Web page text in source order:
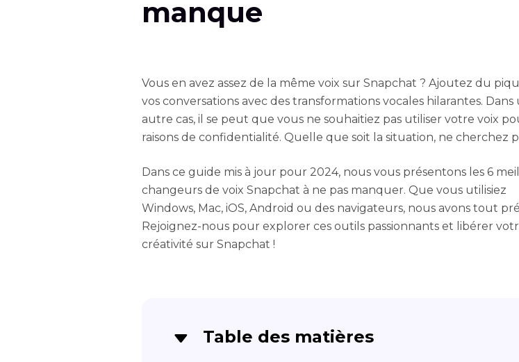
manque
Vous en avez assez de la même voix sur Snapchat ? Ajoutez du
vos conversations avec des transformations vocales hilarantes. Dans
autre cas, il se peut que vous ne souhaitiez pas utiliser votre voix
raisons de confidentialité. Quelle que soit la situation, ne cherchez
Dans ce guide mis à jour pour 2024, nous vous présentons les 6
changeurs de voix Snapchat à ne pas manquer. Que vous utilisiez
Windows, Mac, iOS, Android ou des navigateurs, nous avons tout
Rejoignez-nous pour explorer ces outils passionnants et libérer
créativité sur Snapchat !
Table des matières